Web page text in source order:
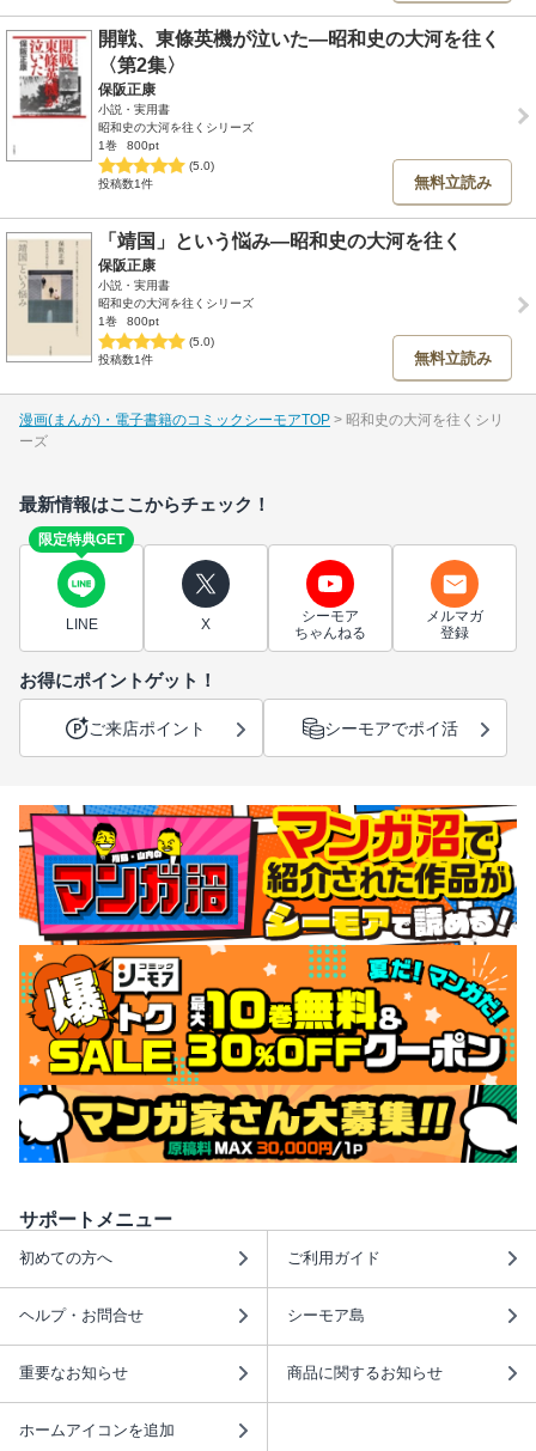
開戦、東條英機が泣いた―昭和史の大河を往く
〈第2集〉
保阪正康
小説・実用書
昭和史の大河を往くシリーズ
1巻
800pt
(5.0)
投稿数1件
無料立読み
「靖国」という悩み―昭和史の大河を往く
保阪正康
小説・実用書
昭和史の大河を往くシリーズ
1巻
800pt
(5.0)
投稿数1件
無料立読み
漫画(まんが)・電子書籍のコミックシーモアTOP
昭和史の大河を往くシリ
ーズ
最新情報はここからチェック！
限定特典GET
LINE X
シーモア
ちゃんねる
メルマガ
登録
お得にポイントゲット！
ご来店ポイント シーモアでポイ活
サポートメニュー
初めての方へ ご利用ガイド
ヘルプ・お問合せ シーモア島
重要なお知らせ 商品に関するお知らせ
ホームアイコンを追加